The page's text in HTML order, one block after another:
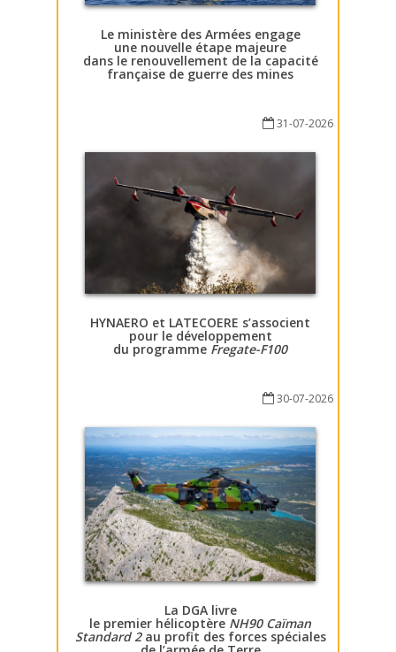
Le ministère des Armées engage
une nouvelle étape majeure
dans le renouvellement de la capacité
française de guerre des mines
31-07-2026
HYNAERO et LATECOERE s’associent
pour le développement
du programme Fregate-F100
30-07-2026
La DGA livre
le premier hélicoptère NH90 Caïman
Standard 2au profit des forces spéciales